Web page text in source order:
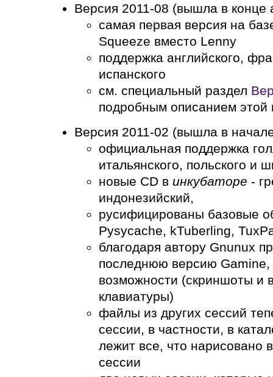
Версия 2011-08 (вышла в конце
самая первая версия на
Squeeze вместо Lenny
поддержка английского,
испанского
см. специальный раздел
подробным описанием этой
Версия 2011-02 (вышла в
официальная поддержка
итальянского, польского и
новые CD в инкубаторе -
индонезийский,
русифицированы базовые
Pysycache, kTuberling,
благодаря автору Gnunux
последнюю версию Gamine,
возможности (скриншоты и
клавиатуры)
файлы из других сессий
сессии, в частности, в
лежит все, что нарисовано
сессии